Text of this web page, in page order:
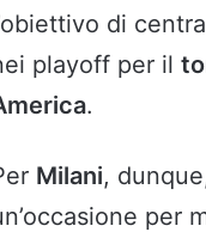
di
playoff per il
.
Milani,
per